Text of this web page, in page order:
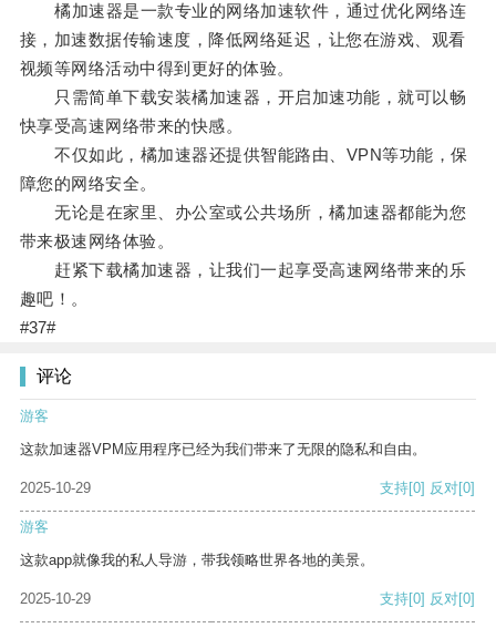
橘加速器是一款专业的网络加速软件，通过优化网络连
接，加速数据传输速度，降低网络延迟，让您在游戏、观看
视频等网络活动中得到更好的体验。
只需简单下载安装橘加速器，开启加速功能，就可以畅
快享受高速网络带来的快感。
不仅如此，橘加速器还提供智能路由、VPN等功能，保
障您的网络安全。
无论是在家里、办公室或公共场所，橘加速器都能为您
带来极速网络体验。
赶紧下载橘加速器，让我们一起享受高速网络带来的乐
趣吧！。
#37#
评论
游客
这款加速器VPM应用程序已经为我们带来了无限的隐私和自由。
2025-10-29 支持[0] 反对[0]
游客
这款app就像我的私人导游，带我领略世界各地的美景。
2025-10-29 支持[0] 反对[0]